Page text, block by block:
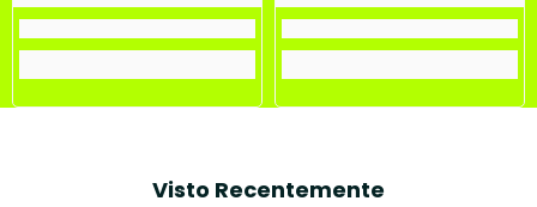
Visto Recentemente